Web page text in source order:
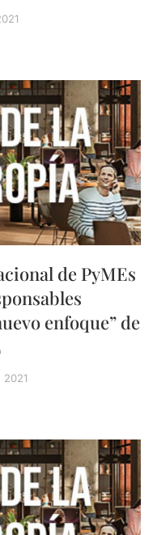
de PyMEs
enfoque” de